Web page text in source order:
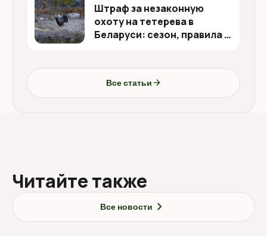
Штраф за незаконную
охоту на тетерева в
Беларуси: сезон, правила и
Все статьи arrow_forward
Читайте также
Все новости chevron_right